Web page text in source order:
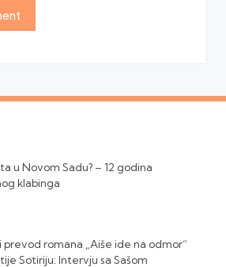
u Novom Sadu? – 12 godina
klabinga
prevod romana „Aiše ide na odmor“
Sotiriju: Intervju sa Sašom